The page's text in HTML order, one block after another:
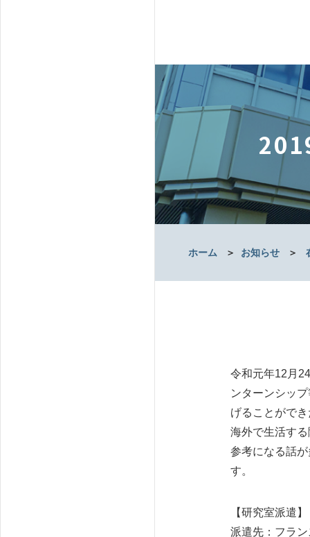
ホーム ＞ お知らせ ＞
令和元年12月
ンターンシッ
げることがで
海外で生活す
参考になる話
す。
【研究室派遣】
派遣先：フラ